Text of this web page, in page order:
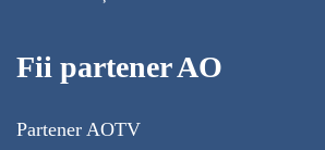
Fii partener AO
Partener AOTV